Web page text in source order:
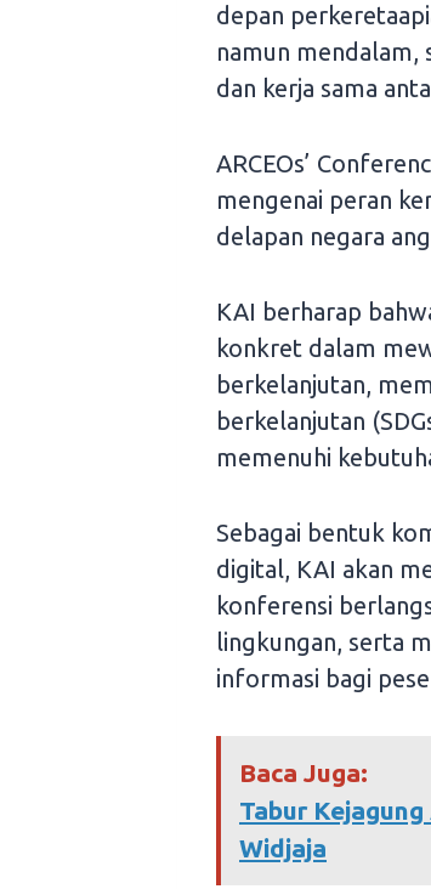
depan
namun mendalam,
dan kerja sama
ARCEOs’
mengenai peran
delapan negara
KAI berharap
konkret dalam
berkelanjutan,
berkelanjutan
memenuhi
Sebagai bentuk
digital, KAI akan
konferensi
lingkungan, serta
informasi bagi
Baca Juga:
Tabur
Widjaja